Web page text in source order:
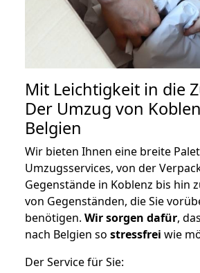
Mit Leichtigkeit in die
Der Umzug von
Belgien
Wir bieten Ihnen eine breite
Umzugsservices, von der
Gegenstände in Koblenz bis hin
von Gegenständen, die Sie
benötigen. Wir sorgen dafür,
nach Belgien so stressfrei wie
Der Service für Sie: